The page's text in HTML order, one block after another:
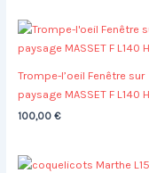
Trompe-l’oeil Fenêtre sur
paysage MASSET F L140
100,00 €